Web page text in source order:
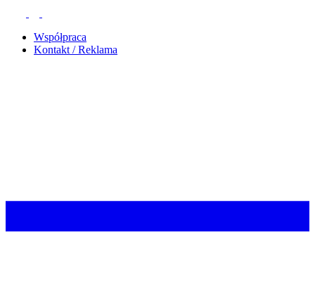
Współpraca
Kontakt / Reklama